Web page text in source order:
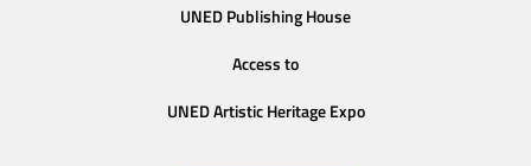
UNED Publishing House
Access to
UNED Artistic Heritage Expo